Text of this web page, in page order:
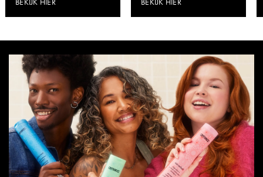
BEKIJK HIER BEKIJK HIER